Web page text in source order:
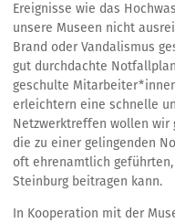
Ereignisse wie das
unsere Museen nicht
Brand oder Vandalismus
gut durchdachte
geschulte
erleichtern eine schnelle
Netzwerktreffen wollen wir
die zu einer gelingenden
oft ehrenamtlich
Steinburg beitragen kann.
In Kooperation mit der